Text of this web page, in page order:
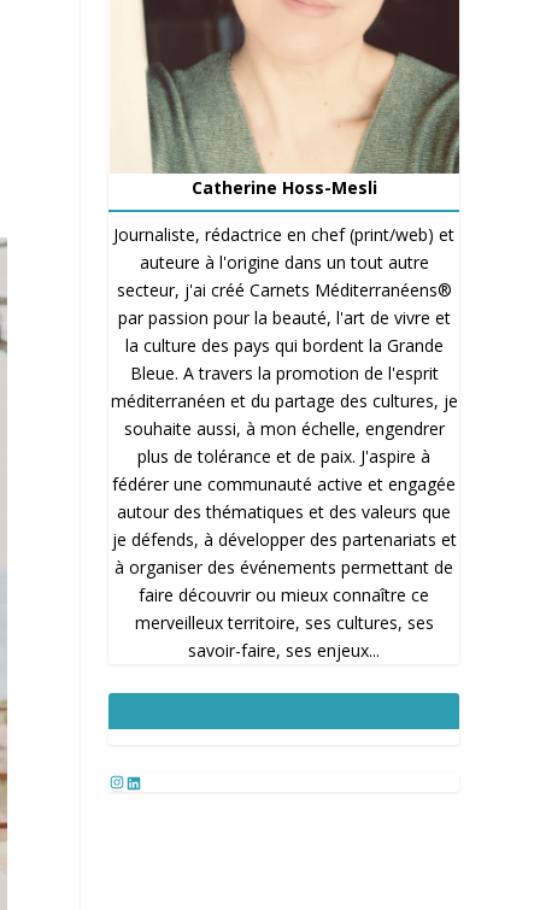
Catherine Hoss-Mesli
Journaliste, rédactrice en chef (print/web) et
auteure à l'origine dans un tout autre
secteur, j'ai créé Carnets Méditerranéens®
par passion pour la beauté, l'art de vivre et
la culture des pays qui bordent la Grande
Bleue. A travers la promotion de l'esprit
méditerranéen et du partage des cultures, je
souhaite aussi, à mon échelle, engendrer
plus de tolérance et de paix. J'aspire à
fédérer une communauté active et engagée
autour des thématiques et des valeurs que
je défends, à développer des partenariats et
à organiser des événements permettant de
faire découvrir ou mieux connaître ce
merveilleux territoire, ses cultures, ses
savoir-faire, ses enjeux...